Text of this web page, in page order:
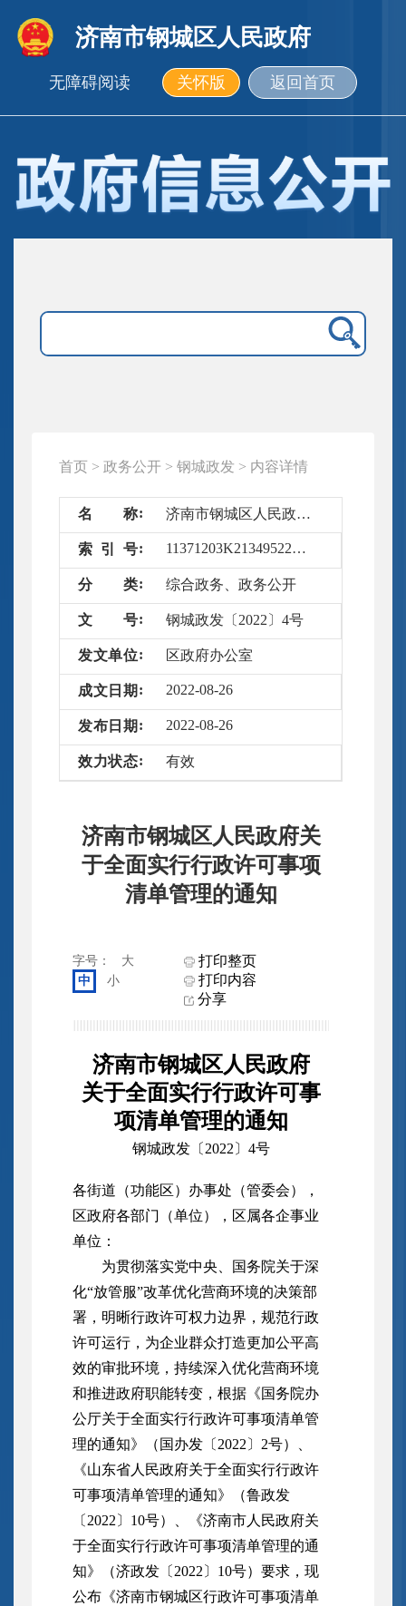
济南市钢城区人民政府
无障碍阅读 关怀版 返回首页
首页 > 政务公开 > 钢城政发 > 内容详情
名 称 济南市钢城区人民政府关于全面实行行政许可事项清单管理的通知
索 引 号 11371203K21349522D-A/2022-4075982
分 类 综合政务、政务公开
文 号 钢城政发〔2022〕4号
发文单位 区政府办公室
成文 日 期 2022-08-26
发布 日 期 2022-08-26
效力状态 有效
济南市钢城区人民政府关
于全面实行行政许可事项
清单管理的通知
字号：
大
中
小
打印整页
打印内容
分享
济南市钢城区人民政府
关于全面实行行政许可事
项清单管理的通知
钢城政发〔2022〕4号
各街道（功能区）办事处（管委会），
区政府各部门（单位），区属各企事业
单位：
为贯彻落实党中央、国务院关于深
化“放管服”改革优化营商环境的决策部
署，明晰行政许可权力边界，规范行政
许可运行，为企业群众打造更加公平高
效的审批环境，持续深入优化营商环境
和推进政府职能转变，根据《国务院办
公厅关于全面实行行政许可事项清单管
理的通知》（国办发〔2022〕2号）、
《山东省人民政府关于全面实行行政许
可事项清单管理的通知》（鲁政发
〔2022〕10号）、《济南市人民政府关
于全面实行行政许可事项清单管理的通
知》（济政发〔2022〕10号）要求，现
公布《济南市钢城区行政许可事项清单